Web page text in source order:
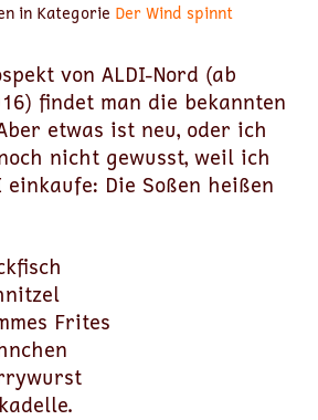
in Kategorie Der Wind spinnt
von ALDI-Nord (ab
findet man die bekannten
etwas ist neu, oder ich
nicht gewusst, weil ich
Die Soßen heißen
Frites